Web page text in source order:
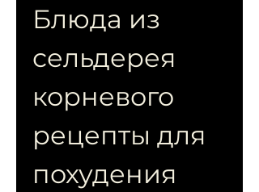
Блюда из
сельдерея
корневого
рецепты для
похудения